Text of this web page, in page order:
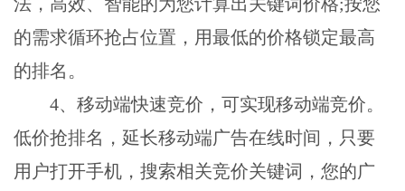
的需求循环抢占位置，用最低的价格锁定最高
的排名。
4、移动端快速竞价，可实现移动端竞价。
低价抢排名，延长移动端广告在线时间，只要
用户打开手机，搜索相关竞价关键词，您的广